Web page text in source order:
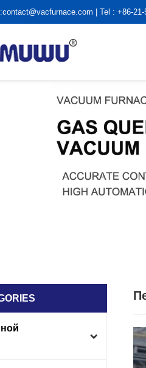
contact@vacfurnace.com | Tel : +86-